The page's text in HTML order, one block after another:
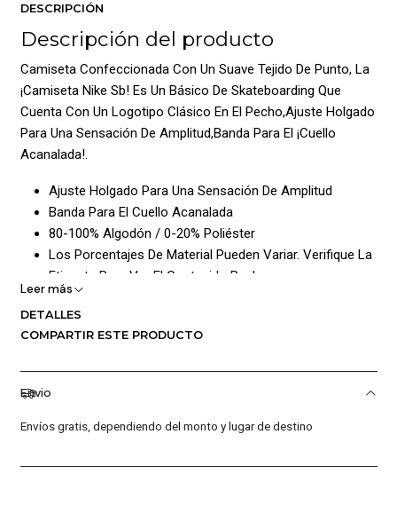
DESCRIPCIÓN
Descripción del producto
Camiseta Confeccionada Con Un Suave Tejido De Punto, La
¡Camiseta Nike Sb! Es Un Básico De Skateboarding Que
Cuenta Con Un Logotipo Clásico En El Pecho,Ajuste Holgado
Para Una Sensación De Amplitud,Banda Para El ¡Cuello
Acanalada!.
Ajuste Holgado Para Una Sensación De Amplitud
Banda Para El Cuello Acanalada
80-100% Algodón / 0-20% Poliéster
Los Porcentajes De Material Pueden Variar. Verifique La
Etiqueta Para Ver El Contenido Real.
Lavar A Maquina
Peso Del Paquete: 1 Kg
Garantía: Por Defectos De Fábrica
Leer más
DETALLES
COMPARTIR ESTE PRODUCTO
Envio
Envíos gratis, dependiendo del monto y lugar de destino